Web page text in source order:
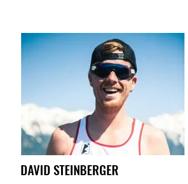
DAVID STEINBERGER